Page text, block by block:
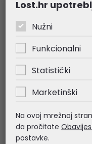
HP tinta C2P04AE
(200 stranica)
27,00 €
Kataloški broj:
Šifra:C2P04AE
Lost.hr
Nužni
Funkcionalni
Statistički
Marketinški
Na ovoj mrežnoj
da pročitate
postavke.